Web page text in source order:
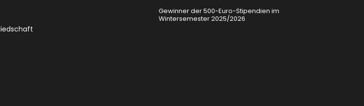
Gewinner der 500-Euro-Stipendien im
Wintersemester 2025/2026